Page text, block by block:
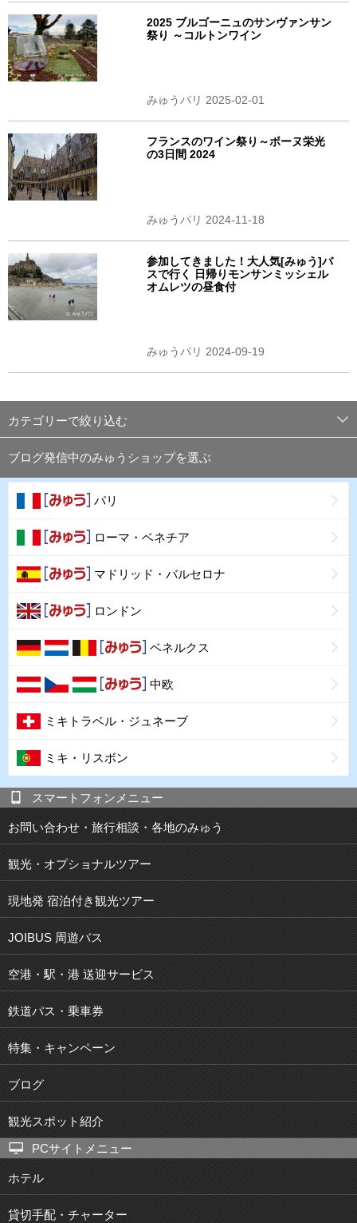
2025 ブルゴーニュのサンヴァンサン
祭り ～コルトンワイン
みゅうパリ 2025-02-01
フランスのワイン祭り～ボーヌ栄光
の3日間 2024
みゅうパリ 2024-11-18
参加してきました！大人気[みゅう]バ
スで行く 日帰りモンサンミッシェル
オムレツの昼食付
みゅうパリ 2024-09-19
カテゴリーで絞り込む
ブログ発信中のみゅうショップを選ぶ
パリ
ローマ・ベネチア
マドリッド・バルセロナ
ロンドン
ベネルクス
中欧
ミキトラベル・ジュネーブ
ミキ・リスボン
スマートフォンメニュー
お問い合わせ・旅行相談・各地のみゅう
観光・オプショナルツアー
現地発 宿泊付き観光ツアー
JOIBUS 周遊バス
空港・駅・港 送迎サービス
鉄道パス・乗車券
特集・キャンペーン
ブログ
観光スポット紹介
PCサイトメニュー
ホテル
貸切手配・チャーター